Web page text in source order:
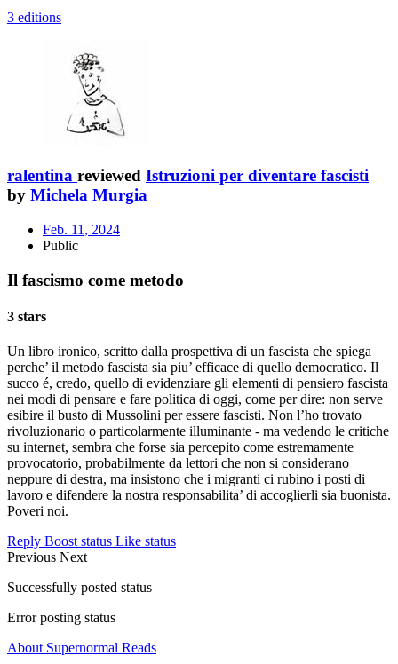
3 editions
ralentina reviewed Istruzioni per diventare fascisti
by Michela Murgia
Feb. 11, 2024
Public
Il fascismo come metodo
3 stars
Un libro ironico, scritto dalla prospettiva di un fascista che spiega
perche’ il metodo fascista sia piu’ efficace di quello democratico. Il
succo é, credo, quello di evidenziare gli elementi di pensiero fascista
nei modi di pensare e fare politica di oggi, come per dire: non serve
esibire il busto di Mussolini per essere fascisti. Non l’ho trovato
rivoluzionario o particolarmente illuminante - ma vedendo le critiche
su internet, sembra che forse sia percepito come estremamente
provocatorio, probabilmente da lettori che non si considerano
neppure di destra, ma insistono che i migranti ci rubino i posti di
lavoro e difendere la nostra responsabilita’ di accoglierli sia buonista.
Poveri noi.
Reply Boost status Like status
Previous Next
Successfully posted status
Error posting status
About Supernormal Reads